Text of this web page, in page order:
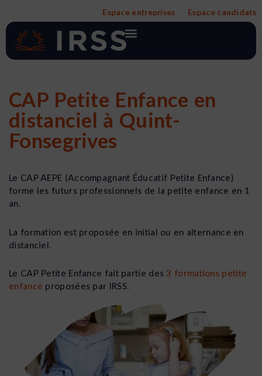
contenu
Espace entreprises Espace candidats
CAP Petite Enfance en
distanciel à Quint-
Fonsegrives
Le CAP AEPE (Accompagnant Éducatif Petite Enfance)
forme les futurs professionnels de la petite enfance en 1
an.
La formation est proposée en initial ou en alternance en
distanciel.
Le CAP Petite Enfance fait partie des3 formations petite
enfance proposées par IRSS.